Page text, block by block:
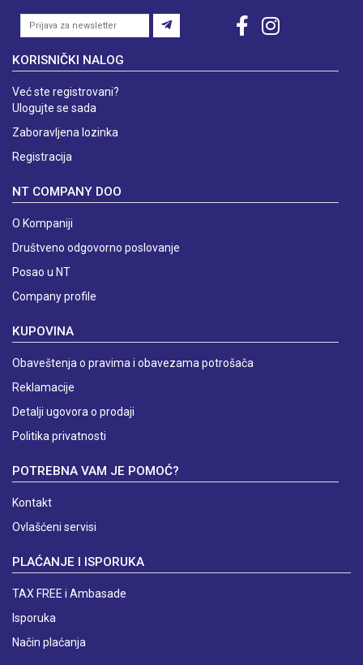
KORISNIČKI NALOG
Već ste registrovani?
Ulogujte se sada
Zaboravljena lozinka
Registracija
NT COMPANY DOO
O Kompaniji
Društveno odgovorno poslovanje
Posao u NT
Company profile
KUPOVINA
Obaveštenja o pravima i obavezama potrošača
Reklamacije
Detalji ugovora o prodaji
Politika privatnosti
POTREBNA VAM JE POMOĆ?
Kontakt
Ovlašćeni servisi
PLAĆANJE I ISPORUKA
TAX FREE i Ambasade
Isporuka
Način plaćanja